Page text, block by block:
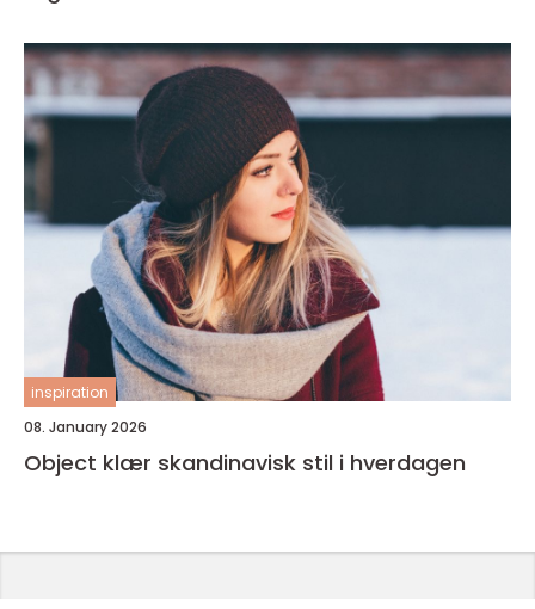
inspiration
08. January 2026
Object klær skandinavisk stil i hverdagen